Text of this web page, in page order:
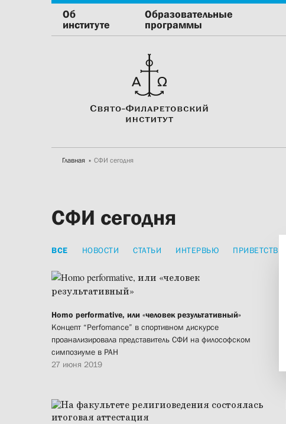
Об
институте
Образовательные
программы
Главная СФИ сегодня
СФИ сегодня
ВСЕ НОВОСТИ СТАТЬИ ИНТЕРВЬЮ ПРИВЕТСТВИЯ
Homo performative, или «человек результативный»
Концепт “Perfomance” в спортивном дискурсе
проанализировала представитель СФИ на философском
симпозиуме в РАН
27 июня 2019